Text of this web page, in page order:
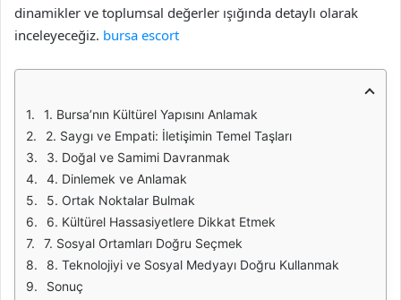
dinamikler ve toplumsal değerler ışığında detaylı olarak
inceleyeceğiz. bursa escort
1. Bursa’nın Kültürel Yapısını Anlamak
2. Saygı ve Empati: İletişimin Temel Taşları
3. Doğal ve Samimi Davranmak
4. Dinlemek ve Anlamak
5. Ortak Noktalar Bulmak
6. Kültürel Hassasiyetlere Dikkat Etmek
7. Sosyal Ortamları Doğru Seçmek
8. Teknolojiyi ve Sosyal Medyayı Doğru Kullanmak
Sonuç